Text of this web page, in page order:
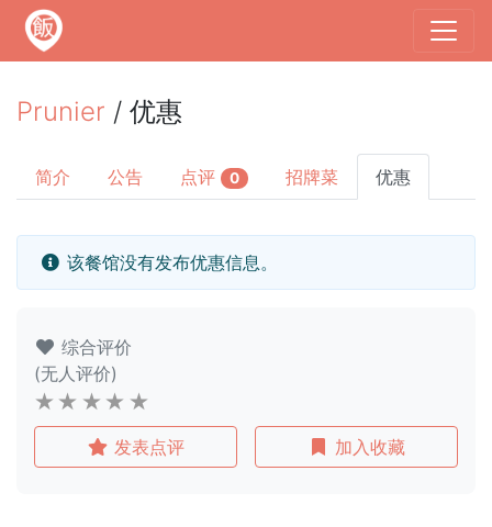
Prunier / 优惠
简介 公告 点评 0 招牌菜 优惠
该餐馆没有发布优惠信息。
综合评价
(无人评价)
发表点评 加入收藏